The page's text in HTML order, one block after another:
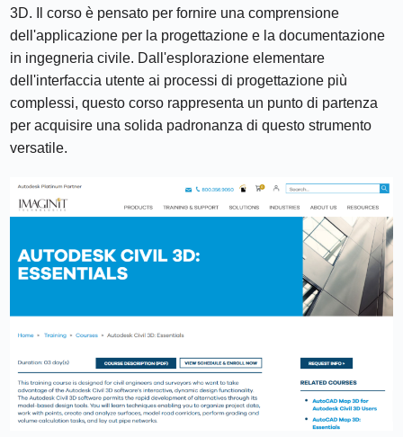
3D. Il corso è pensato per fornire una comprensione
dell'applicazione per la progettazione e la documentazione
in ingegneria civile. Dall'esplorazione elementare
dell'interfaccia utente ai processi di progettazione più
complessi, questo corso rappresenta un punto di partenza
per acquisire una solida padronanza di questo strumento
versatile.